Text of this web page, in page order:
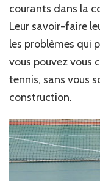
courants dans la
Leur savoir-faire
les problèmes qui
vous pouvez vous
tennis, sans vous
construction.